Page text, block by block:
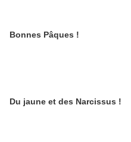
Bonnes Pâques !
Du jaune et des Narcissus !